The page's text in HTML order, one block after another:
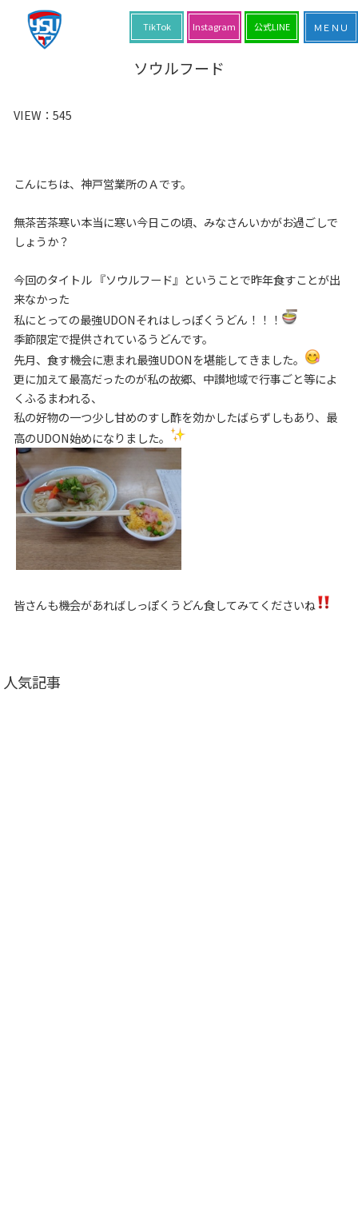
ソウルフード
VIEW： 545
こんにちは、神戸営業所のＡです。
無茶苦茶寒い本当に寒い今日この頃、みなさんいかがお過ごしで
しょうか？
今回のタイトル 『ソウルフード』ということで昨年食すことが出
来なかった
私にとっての最強UDONそれはしっぽくうどん！！！
季節限定で提供されているうどんです。
先月、食す機会に恵まれ最強UDONを堪能してきました。
更に加えて最高だったのが私の故郷、中讃地域で行事ごと等によ
くふるまわれる、
私の好物の一つ少し甘めのすし酢を効かしたばらずしもあり、最
高のUDON始めになりました。
皆さんも機会があればしっぽくうどん食してみてくださいね
人気記事
公式LINE
Instagram
TikTok